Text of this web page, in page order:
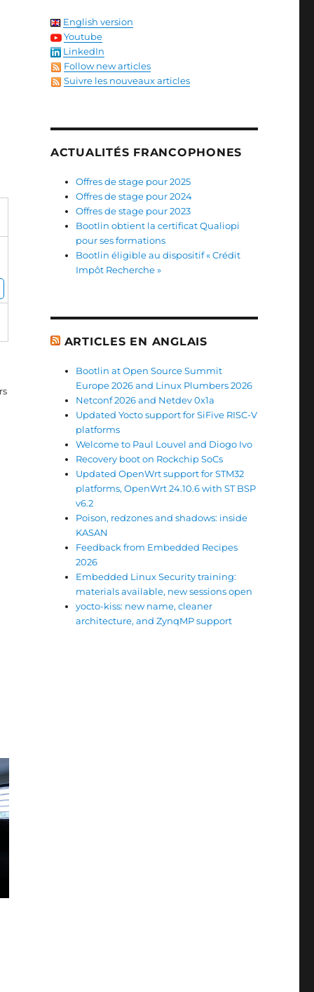
English version
Youtube
LinkedIn
Follow new articles
Suivre les nouveaux articles
ACTUALITÉS FRANCOPHONES
Offres de stage pour 2025
Offres de stage pour 2024
Offres de stage pour 2023
Bootlin obtient la certificat Qualiopi
pour ses formations
Bootlin éligible au dispositif « Crédit
Impôt Recherche »
ARTICLES EN ANGLAIS
Bootlin at Open Source Summit
Europe 2026 and Linux Plumbers 2026
Netconf 2026 and Netdev 0x1a
Updated Yocto support for SiFive RISC-V
platforms
Welcome to Paul Louvel and Diogo Ivo
Recovery boot on Rockchip SoCs
Updated OpenWrt support for STM32
platforms, OpenWrt 24.10.6 with ST BSP
v6.2
Poison, redzones and shadows: inside
KASAN
Feedback from Embedded Recipes
2026
Embedded Linux Security training:
materials available, new sessions open
yocto-kiss: new name, cleaner
architecture, and ZynqMP support